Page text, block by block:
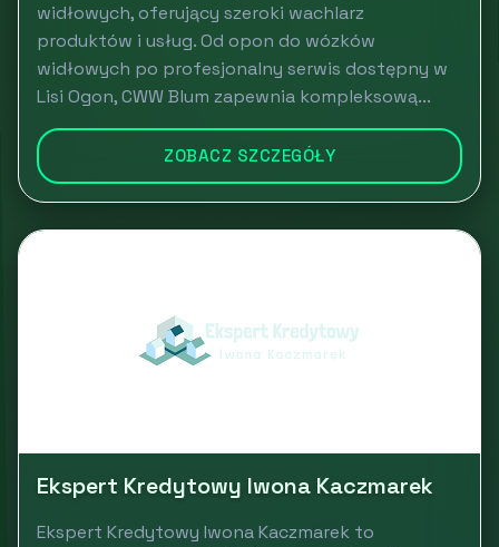
widłowych, oferujący szeroki wachlarz
produktów i usług. Od opon do wózków
widłowych po profesjonalny serwis dostępny w
Lisi Ogon, CWW Blum zapewnia kompleksową...
ZOBACZ SZCZEGÓŁY
Ekspert Kredytowy Iwona Kaczmarek
Ekspert Kredytowy Iwona Kaczmarek to